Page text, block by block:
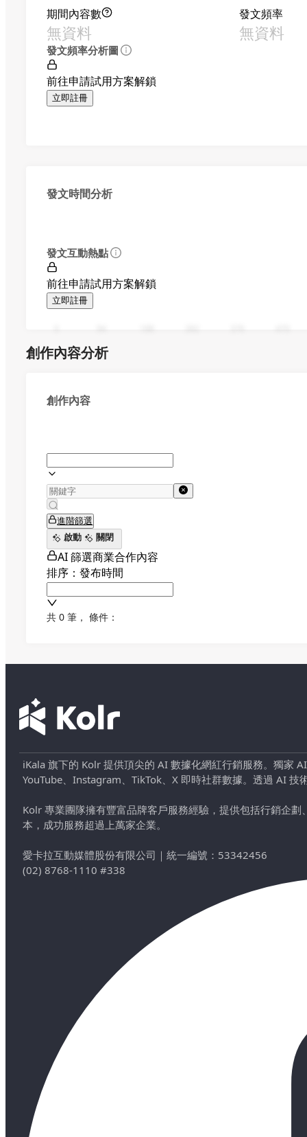
期間內容數
無資料
發文頻率
無資料
發文頻率分析圖
前往申請試用方案解鎖
立即註冊
發文時間分析
發文互動熱點
前往申請試用方案解鎖
立即註冊
創作內容分析
創作內容
進階篩選
啟動
關閉
AI 篩選商業合作內容
排序：發布時間
共 0 筆 ， 條件：
iKala 旗下的 Kolr 提供頂尖的 AI 數據化網紅行銷服務。獨家
YouTube、Instagram、TikTok、X 即時社群數據。透過 AI
Kolr 專業團隊擁有豐富品牌客戶服務經驗，提供包括行銷企
本，成功服務超過上萬家企業。
愛卡拉互動媒體股份有限公司 ｜ 統一編號：53342456
(02) 8768-1110 #338